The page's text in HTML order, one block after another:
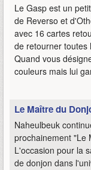
Le Gasp est un
de Reverso et
avec 16 cartes
de retourner toutes
Quand vous
couleurs mais lui
Le Maître du
Naheulbeuk
prochainement "Le
L'occasion pour la
de donjon dans